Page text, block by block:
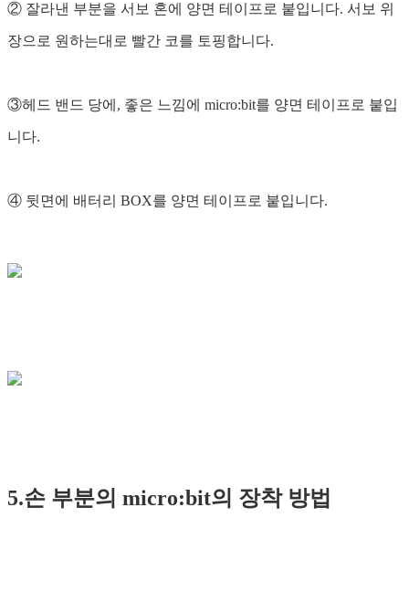
② 잘라낸 부분을 서보 혼에 양면 테이프로 붙입니다. 서보 위
장으로 원하는대로 빨간 코를 토핑합니다.
③헤드 밴드 당에, 좋은 느낌에 micro:bit를 양면 테이프로 붙입
니다.
④ 뒷면에 배터리 BOX를 양면 테이프로 붙입니다.
5.손 부분의 micro:bit의 장착 방법